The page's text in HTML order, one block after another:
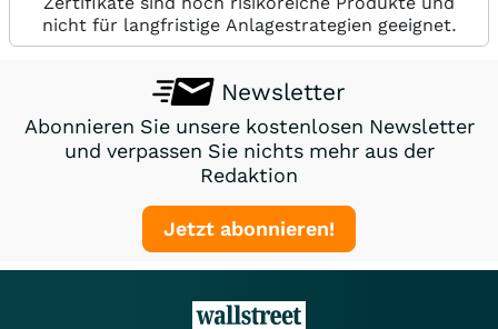
nicht für langfristige Anlagestrategien geeignet.
Newsletter
Abonnieren Sie unsere kostenlosen Newsletter
und verpassen Sie nichts mehr aus der
Redaktion
Jetzt abonnieren!